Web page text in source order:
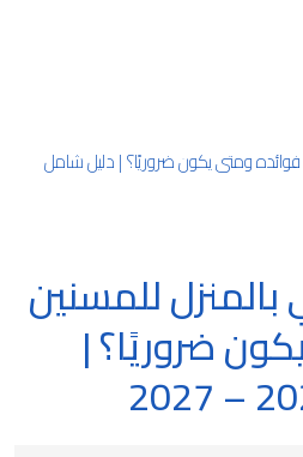
بالمنزل للمسنين
ضروريًا؟ |